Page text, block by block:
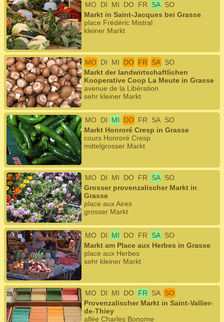
MO DI MI DO FR SA SO
Markt in Saint-Jacques bei Grasse
place Frédéric Mistral
kleiner Markt
MO DI MI DO FR SA SO
Markt der landwirtschaftlichen
Kooperative Coop La Meute in Grasse
avenue de la Libération
sehr kleiner Markt
MO DI MI DO FR SA SO
Markt Honroré Cresp in Grasse
cours Honroré Cresp
mittelgrosser Markt
MO DI MI DO FR SA SO
Grosser provenzalischer Markt in
Grasse
place aux Aires
grosser Markt
MO DI MI DO FR SA SO
Markt am Place aux Herbes in Grasse
place aux Herbes
sehr kleiner Markt
MO DI MI DO FR SA SO
Provenzalischer Markt in Saint-Vallier-
de-Thiey
allée Charles Bonome